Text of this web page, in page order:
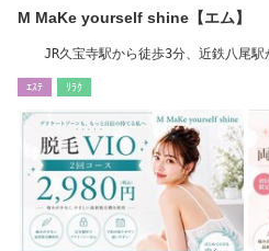
M MaKe yourself shine【エム】
JR久宝寺駅から徒歩3分、近鉄八尾
ｴｽﾃ ﾘﾗｸ